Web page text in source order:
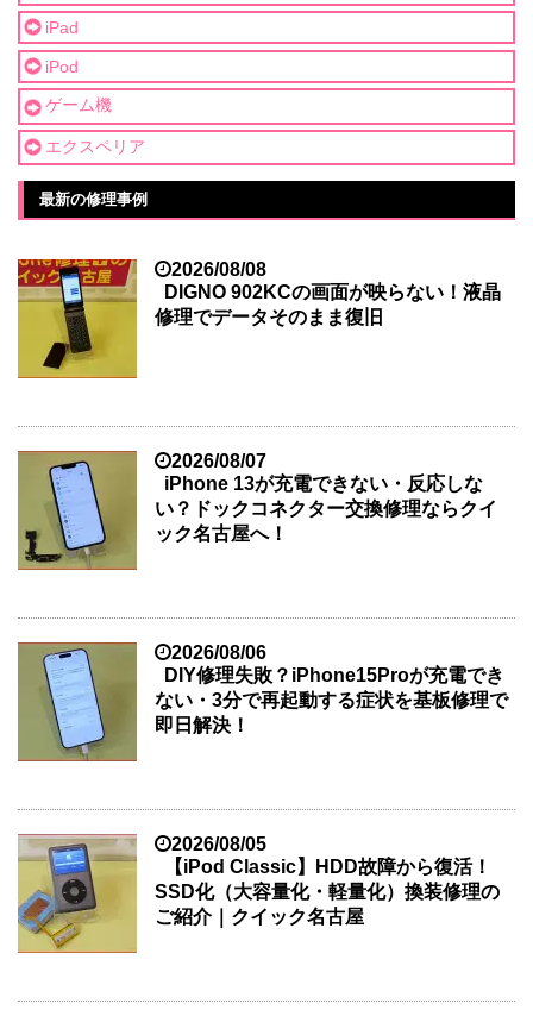
iPad
iPod
ゲーム機
エクスペリア
最新の修理事例
2026/08/08
DIGNO 902KCの画面が映らない！液晶
修理でデータそのまま復旧
2026/08/07
iPhone 13が充電できない・反応しな
い？ドックコネクター交換修理ならクイ
ック名古屋へ！
2026/08/06
DIY修理失敗？iPhone15Proが充電でき
ない・3分で再起動する症状を基板修理で
即日解決！
2026/08/05
【iPod Classic】HDD故障から復活！
SSD化（大容量化・軽量化）換装修理の
ご紹介｜クイック名古屋